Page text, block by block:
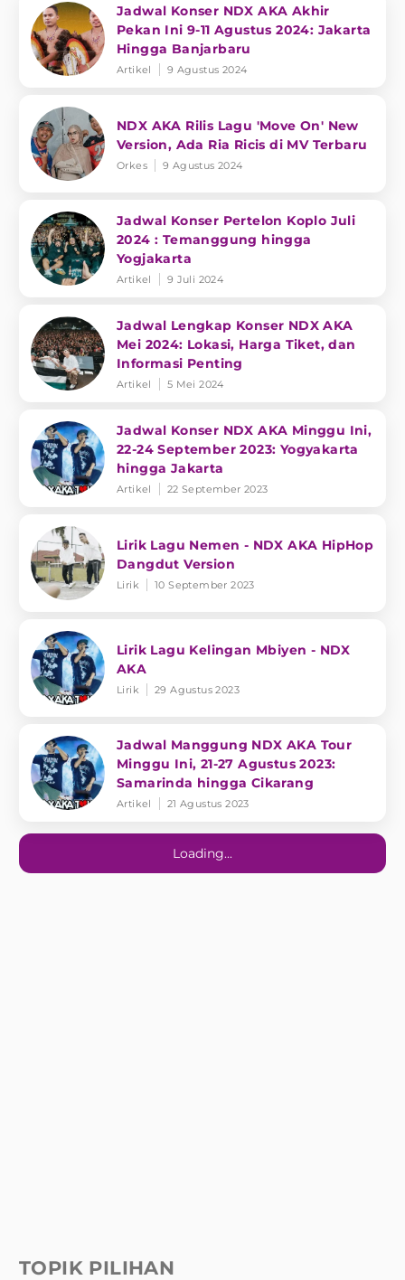
Jadwal Konser NDX AKA Akhir
Pekan Ini 9-11 Agustus 2024: Jakarta
Hingga Banjarbaru
Artikel 9 Agustus 2024
NDX AKA Rilis Lagu 'Move On' New
Version, Ada Ria Ricis di MV Terbaru
Orkes 9 Agustus 2024
Jadwal Konser Pertelon Koplo Juli
2024 : Temanggung hingga
Yogjakarta
Artikel 9 Juli 2024
Jadwal Lengkap Konser NDX AKA
Mei 2024: Lokasi, Harga Tiket, dan
Informasi Penting
Artikel 5 Mei 2024
Jadwal Konser NDX AKA Minggu Ini,
22-24 September 2023: Yogyakarta
hingga Jakarta
Artikel 22 September 2023
Lirik Lagu Nemen - NDX AKA HipHop
Dangdut Version
Lirik 10 September 2023
Lirik Lagu Kelingan Mbiyen - NDX
AKA
Lirik 29 Agustus 2023
Jadwal Manggung NDX AKA Tour
Minggu Ini, 21-27 Agustus 2023:
Samarinda hingga Cikarang
Artikel 21 Agustus 2023
Loading...
TOPIK PILIHAN